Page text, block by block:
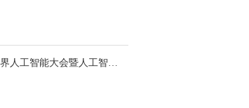
习近平出席2026世界人工智能大会暨人工智能全球治理高级别会议开幕式并发表主旨讲话